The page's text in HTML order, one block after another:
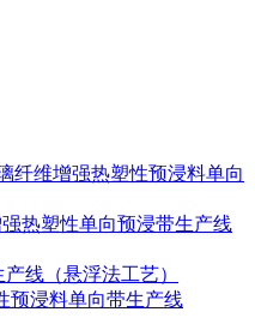
纤维增强热塑性预浸料单向
热塑性单向预浸带生产线
线（悬浮法工艺）
预浸料单向带生产线